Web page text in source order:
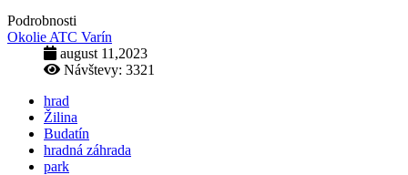
Podrobnosti
Okolie ATC Varín
august 11,2023
Návštevy: 3321
hrad
Žilina
Budatín
hradná záhrada
park